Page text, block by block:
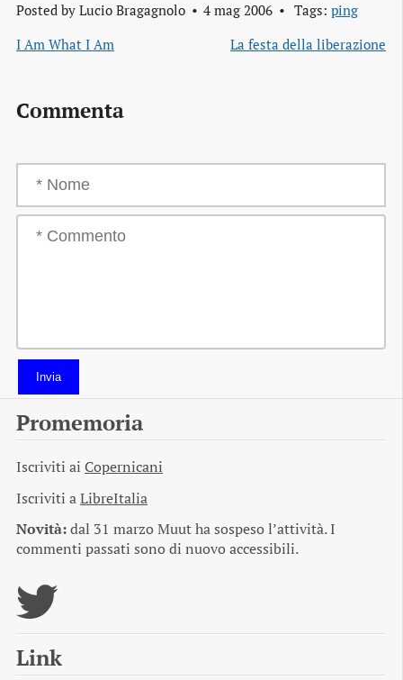
Posted by Lucio Bragagnolo 4 mag 2006 Tags: ping
I Am What I Am
La festa della liberazione
Commenta
Invia
Promemoria
Iscriviti ai Copernicani
Iscriviti aLibreItalia
Novità:dal 31 marzo Muut ha sospeso l’attività. I
commenti passati sono di nuovo accessibili.
Link